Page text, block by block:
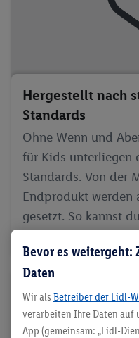
Hergestellt nach
Standards
Ohne Wenn und
für Kids unterliegen
Standards. Von der
Endprodukt werden
gesetzt. So kannst
Bevor es weitergeht:
Daten
Wir als Betreiber der Lidl-
verarbeiten Ihre Daten auf
App (gemeinsam: „Lidl-